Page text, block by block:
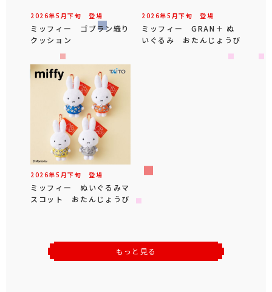
2026年5 月下旬 登場
ミッフィー ゴブラン織り
クッション
2026年5 月下旬 登場
ミッフィー GRAN＋ ぬ
いぐるみ おたんじょうび
2026年5 月下旬 登場
ミッフィー ぬいぐるみマ
スコット おたんじょうび
もっと見る